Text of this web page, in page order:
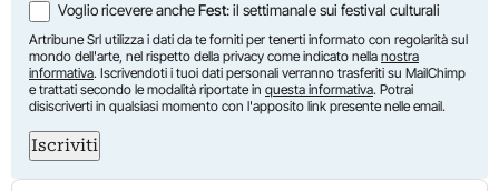
Voglio ricevere ancheFest: il settimanale sui festival culturali
Artribune Srl utilizza i dati da te forniti per tenerti informato con regolarità sul
mondo dell'arte, nel rispetto della privacy come indicato nella nostra
informativa. Iscrivendoti i tuoi dati personali verranno trasferiti su MailChimp
e trattati secondo le modalità riportate in questa informativa. Potrai
disiscriverti in qualsiasi momento con l'apposito link presente nelle email.
Iscriviti